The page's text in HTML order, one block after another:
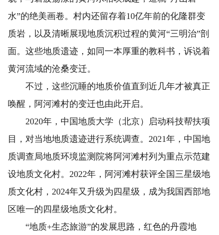
水”的绝美画卷。村内还留存着10亿年前的化隆群变
质岩，以及清晰展现地质沉积过程的黄河“三明治”剖
面。这些地质遗迹，如同一本厚重的教科书，诉说着
黄河流域的沧桑变迁。
不过，这些沉睡的地质价值直到近几年才被真正
唤醒，阿河滩村的变迁也由此开启。
2020年，中国地质大学（北京）启动科技帮扶项
目，对当地地质遗迹进行系统调查。2021年，中国地
质调查局地质环境监测院将阿河滩村列为重点示范建
设地质文化村。2022年，阿河滩村获评全国三星级地
质文化村，2024年又升级为四星级，成为我国西部地
区唯一的四星级地质文化村。
“地质+生态旅游”的发展思路，红色的丹霞地